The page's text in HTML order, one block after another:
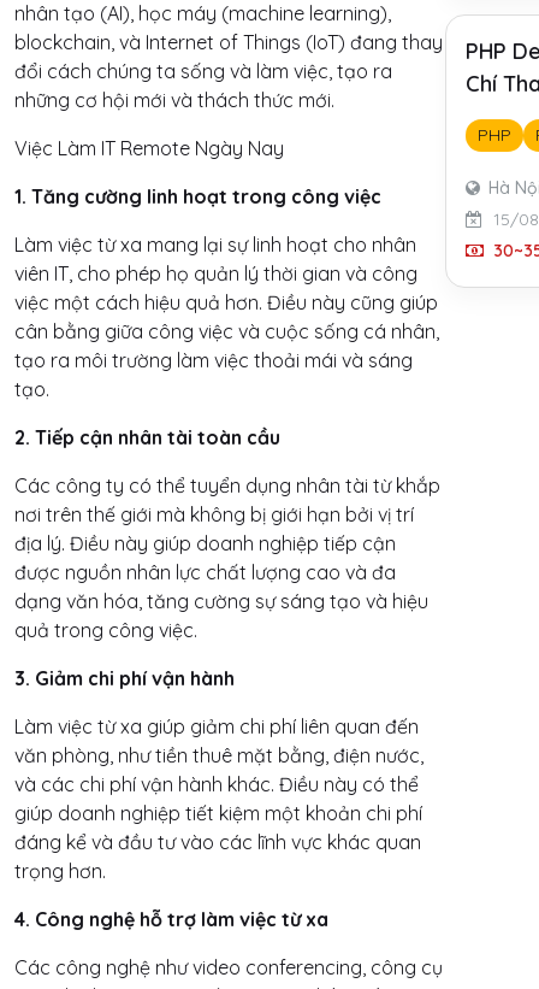
nhân tạo (AI), học máy (machine learning),
blockchain, và Internet of Things (IoT) đang thay
đổi cách chúng ta sống và làm việc, tạo ra
những cơ hội mới và thách thức mới.
Việc Làm IT Remote Ngày Nay
1. Tăng cường linh hoạt trong công việc
Làm việc từ xa mang lại sự linh hoạt cho nhân
viên IT, cho phép họ quản lý thời gian và công
việc một cách hiệu quả hơn. Điều này cũng giúp
cân bằng giữa công việc và cuộc sống cá nhân,
tạo ra môi trường làm việc thoải mái và sáng
tạo.
2. Tiếp cận nhân tài toàn cầu
Các công ty có thể tuyển dụng nhân tài từ khắp
nơi trên thế giới mà không bị giới hạn bởi vị trí
địa lý. Điều này giúp doanh nghiệp tiếp cận
được nguồn nhân lực chất lượng cao và đa
dạng văn hóa, tăng cường sự sáng tạo và hiệu
quả trong công việc.
3. Giảm chi phí vận hành
Làm việc từ xa giúp giảm chi phí liên quan đến
văn phòng, như tiền thuê mặt bằng, điện nước,
và các chi phí vận hành khác. Điều này có thể
giúp doanh nghiệp tiết kiệm một khoản chi phí
đáng kể và đầu tư vào các lĩnh vực khác quan
trọng hơn.
4. Công nghệ hỗ trợ làm việc từ xa
Các công nghệ như video conferencing, công cụ
PHP
Chí
PHP
Hà
15/